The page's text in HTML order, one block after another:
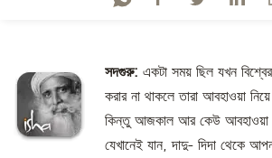
সদগুরু: একটা সময় ছিল যখন বিশ্বের
করার না থাকলে তারা আবহাওয়া
কিন্তু আজকাল আর কেউ আবহাওয়া
যেখানেই যান, দাদু- দিদা থেকে